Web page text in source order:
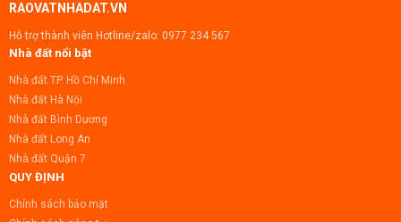
RAOVATNHADAT.VN
Hỗ trợ thành viên Hotline/zalo: 0977 234 567
Nhà đất nổi bật
Nhà đất TP. Hồ Chí Minh
Nhà đất Hà Nội
Nhà đất Bình Dương
Nhà đất Long An
Nhà đất Quận 7
QUY ĐỊNH
Chính sách bảo mật